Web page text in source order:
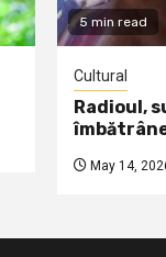
5 min read
Cultural
Radioul,
May 14,